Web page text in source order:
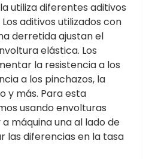
utiliza diferentes aditivos
aditivos utilizados con
derretida ajustan el
elástica. Los
la resistencia a los
a los pinchazos, la
y más. Para esta
usando envolturas
máquina una al lado de
las diferencias en la tasa